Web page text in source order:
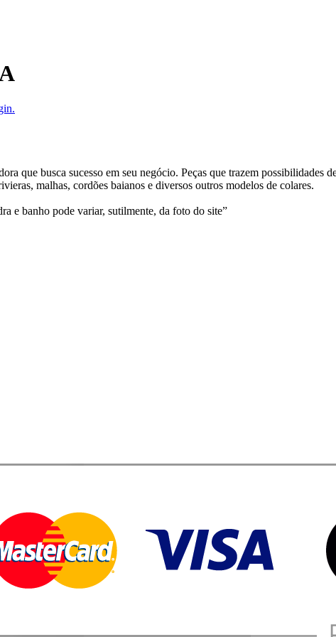
que busca sucesso em seu negócio. Peças que trazem possibilidades
malhas, cordões baianos e diversos outros modelos de colares.
e banho pode variar, sutilmente, da foto do site”